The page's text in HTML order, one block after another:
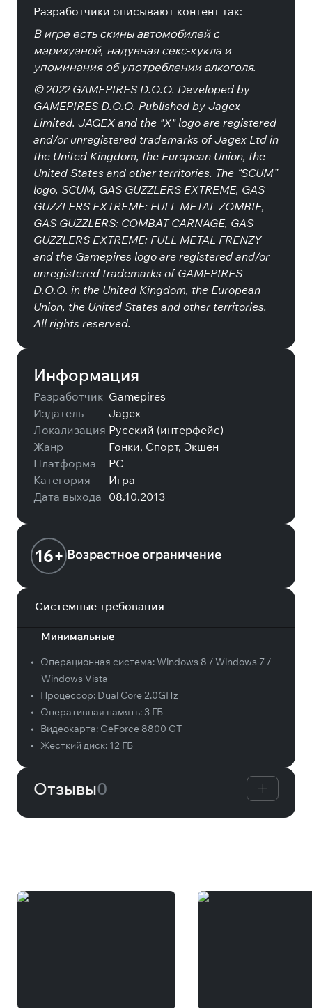
Разработчики описывают контент так:
В игре есть скины автомобилей с
марихуаной, надувная секс-кукла и
упоминания об употреблении алкоголя.
© 2022 GAMEPIRES D.O.O. Developed by
GAMEPIRES D.O.O. Published by Jagex
Limited. JAGEX and the "X" logo are registered
and/or unregistered trademarks of Jagex Ltd in
the United Kingdom, the European Union, the
United States and other territories. The “SCUM”
logo, SCUM, GAS GUZZLERS EXTREME, GAS
GUZZLERS EXTREME: FULL METAL ZOMBIE,
GAS GUZZLERS: COMBAT CARNAGE, GAS
GUZZLERS EXTREME: FULL METAL FRENZY
and the Gamepires logo are registered and/or
unregistered trademarks of GAMEPIRES
D.O.O. in the United Kingdom, the European
Union, the United States and other territories.
All rights reserved.
Информация
Разработчик Gamepires
Издатель
Jagex
Локализация Русский (интерфейс)
Жанр
Гонки, Спорт, Экшен
Платформа
PC
Категория
Игра
Дата выхода 08.10.2013
16+ Возрастное ограничение
Системные требования
Минимальные
• Операционная система:Windows 8 / Windows 7 /
Windows Vista
•
Процессор: Dual Core 2.0GHz
•
Оперативная память: 3 ГБ
•
Видеокарта: GeForce 8800 GT
•
Жесткий диск: 12 ГБ
Отзывы0